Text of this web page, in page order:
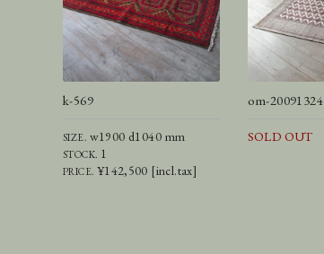
k-569
SIZE. w1900 d1040 mm
STOCK. 1
PRICE. ¥142,500 [incl.tax]
om-20091324
SOLD OUT